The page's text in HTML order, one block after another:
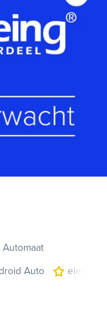
Automaat
Auto